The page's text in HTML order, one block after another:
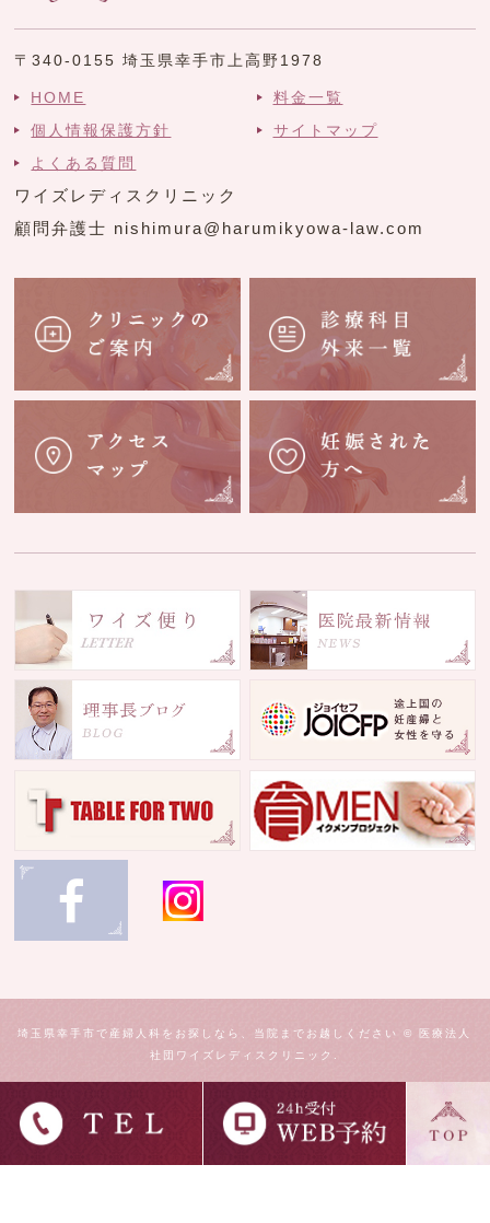
〒340-0155 埼玉県幸手市上高野1978
HOME
個人情報保護方針
よくある質問
料金一覧
サイトマップ
ワイズレディスクリニック
顧問弁護士 nishimura@harumikyowa-law.com
埼玉県幸手市で産婦人科をお探しなら、当院までお越しください © 医療法人
社団ワイズレディスクリニック.